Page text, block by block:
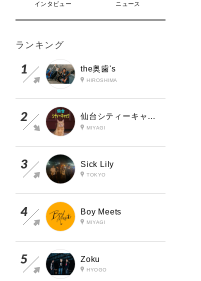
インタビュー
ニュース
ランキング
the奥歯's
HIROSHIMA
仙台シティーキャッツ
MIYAGI
Sick Lily
TOKYO
Boy Meets
MIYAGI
Zoku
HYOGO